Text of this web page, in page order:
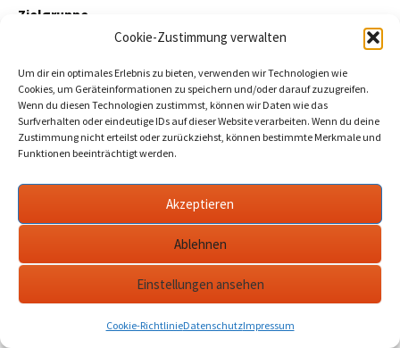
Cookie-Zustimmung verwalten
Um dir ein optimales Erlebnis zu bieten, verwenden wir Technologien wie
Cookies, um Geräteinformationen zu speichern und/oder darauf zuzugreifen.
Wenn du diesen Technologien zustimmst, können wir Daten wie das
Surfverhalten oder eindeutige IDs auf dieser Website verarbeiten. Wenn du deine
Zustimmung nicht erteilst oder zurückziehst, können bestimmte Merkmale und
Funktionen beeinträchtigt werden.
Akzeptieren
Ablehnen
Einstellungen ansehen
Cookie-RichtlinieDatenschutzImpressum
Zielgruppe
Jugendliche
Künstlerin:
Andrea Sautter
Geboren am 04. August 1970 in Rosenfeld, seit 1997
Schon seit der Schulzeit gehörten Bleistift und Pinsel zum
Leben dazu. Seit 2002 widmete sie sich wieder verstärkt der
Malerei. Es war der Reiz etwas Neues zu wagen; – die
Faszination von Licht und Schatten, Nähe und Distanz,
Klarheit und Erahnung für den Moment einzufangen.
Grenzen beim Umgang mit Farbe und Material gesetzt zu